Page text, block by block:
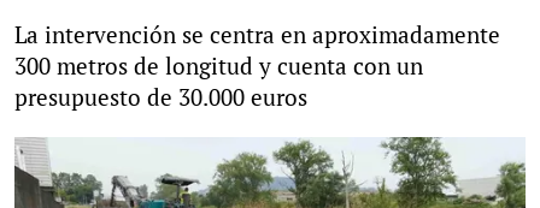
La intervención se centra en aproximadamente
300 metros de longitud y cuenta con un
presupuesto de 30.000 euros